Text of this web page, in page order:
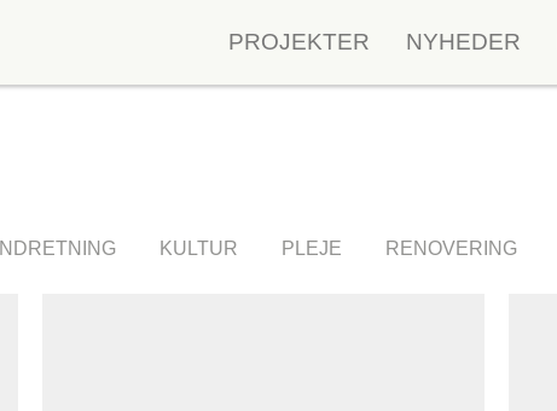
PROJEKTER
NYHEDER
INDRETNING KULTUR PLEJE RENOVERING